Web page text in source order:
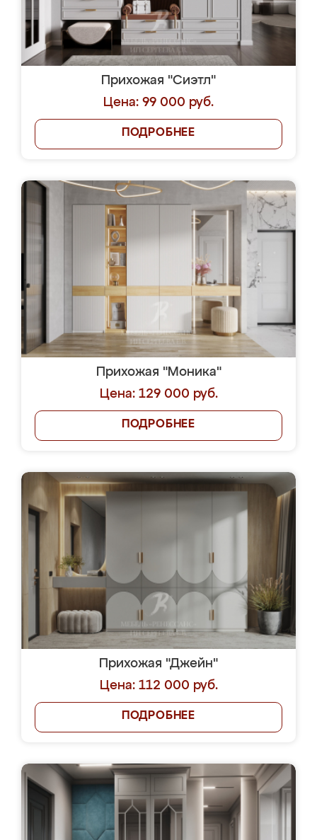
Прихожая "Сиэтл"
Цена: 99 000 руб.
ПОДРОБНЕЕ
Прихожая "Моника"
Цена: 129 000 руб.
ПОДРОБНЕЕ
Прихожая "Джейн"
Цена: 112 000 руб.
ПОДРОБНЕЕ